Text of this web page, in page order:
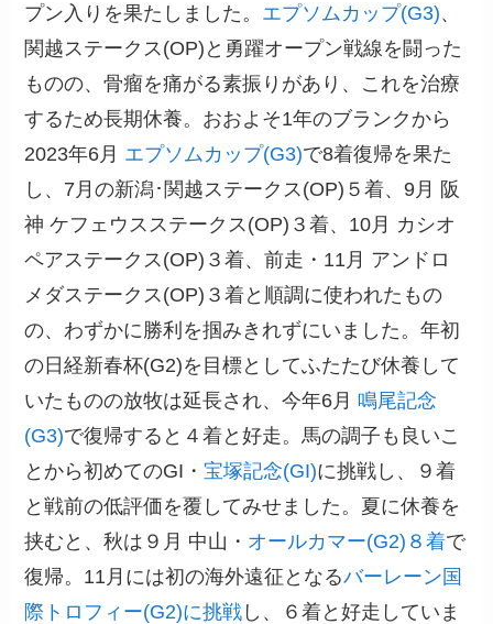
プン入りを果たしました。 エプソムカップ(G3)、
関越ステークス(OP)と勇躍オープン戦線を闘った
ものの、骨瘤を痛がる素振りがあり、これを治療
するため長期休養。おおよそ1年のブランクから
2023年6月 エプソムカップ(G3)で8着復帰を果た
し、7月の新潟･関越ステークス(OP)５着、9月 阪
神 ケフェウスステークス(OP)３着、10月 カシオ
ペアステークス(OP)３着、前走・11月 アンドロ
メダステークス(OP)３着と順調に使われたもの
の、わずかに勝利を掴みきれずにいました。年初
の日経新春杯(G2)を目標としてふたたび休養して
いたものの放牧は延長され、今年6月鳴尾記念
(G3)で復帰すると４着と好走。馬の調子も良いこ
とから初めてのGI・宝塚記念(GI)に挑戦し、９着
と戦前の低評価を覆してみせました。夏に休養を
挟むと、秋は９月 中山・ オールカマー(G2)８着で
復帰。11月には初の海外遠征となるバーレーン国
際トロフィー(G2)に挑戦 し、６着と好走していま